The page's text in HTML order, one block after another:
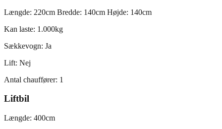
Længde: 220cm Bredde: 140cm Højde: 140cm
Kan laste: 1.000kg
Sækkevogn: Ja
Lift: Nej
Antal chauffører: 1
Liftbil
Længde: 400cm